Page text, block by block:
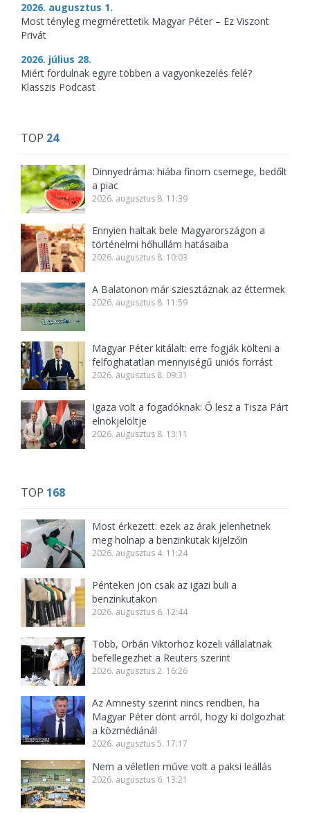
2026. augusztus 1.
Most tényleg megmérettetik Magyar Péter – Ez Viszont
Privát
2026. július 28.
Miért fordulnak egyre többen a vagyonkezelés felé?
Klasszis Podcast
TOP 24
Dinnyedráma: hiába finom csemege, bedőlt
a piac
2026. augusztus 8. 11:39
Ennyien haltak bele Magyarországon a
történelmi hőhullám hatásaiba
2026. augusztus 8. 10:03
A Balatonon már sziesztáznak az éttermek
2026. augusztus 8. 11:59
Magyar Péter kitálalt: erre fogják költeni a
felfoghatatlan mennyiségű uniós forrást
2026. augusztus 8. 09:31
Igaza volt a fogadóknak: Ő lesz a Tisza Párt
elnökjelöltje
2026. augusztus 8. 13:11
TOP 168
Most érkezett: ezek az árak jelenhetnek
meg holnap a benzinkutak kijelzőin
2026. augusztus 4. 11:24
Pénteken jön csak az igazi buli a
benzinkutakon
2026. augusztus 6. 12:44
Több, Orbán Viktorhoz közeli vállalatnak
befellegezhet a Reuters szerint
2026. augusztus 2. 16:26
Az Amnesty szerint nincs rendben, ha
Magyar Péter dönt arról, hogy ki dolgozhat
a közmédiánál
2026. augusztus 5. 17:17
Nem a véletlen műve volt a paksi leállás
2026. augusztus 6. 13:21